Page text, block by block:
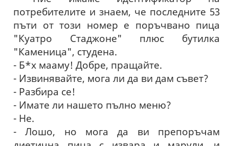
потребителите и знаем, че последните 53
пъти от този номер е поръчвано пица
"Куатро Стаджоне" плюс бутилка
"Каменица", студена.
- Б*х мааму! Добре, пращайте.
- Извинявайте, мога ли да ви дам съвет?
- Разбира се!
- Имате ли нашето пълно меню?
- Не.
- Лошо, но мога да ви препоръчам